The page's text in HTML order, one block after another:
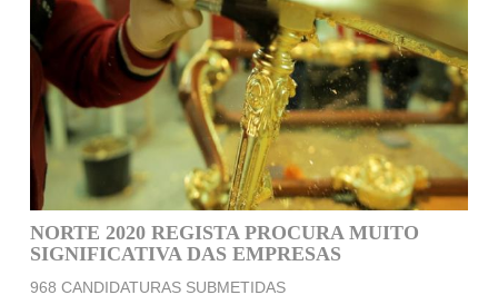
NORTE 2020 REGISTA PROCURA MUITO
SIGNIFICATIVA DAS EMPRESAS
968 CANDIDATURAS SUBMETIDAS